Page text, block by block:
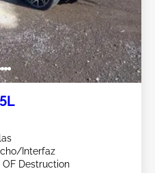
Interfaz
Destruction